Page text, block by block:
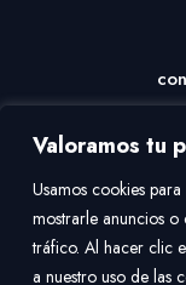
Valoramos tu
Usamos cookies
mostrarle anuncios o
tráfico. Al hacer clic
a nuestro uso de las